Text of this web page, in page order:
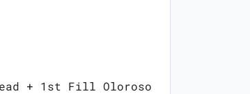
+ 1st Fill Oloroso